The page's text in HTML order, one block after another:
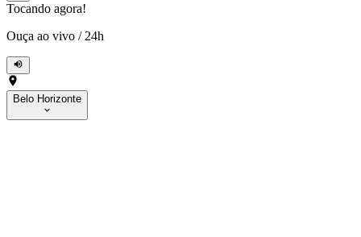
Tocando agora!
Ouça ao vivo / 24h
Belo Horizonte